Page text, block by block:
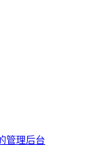
管理后台